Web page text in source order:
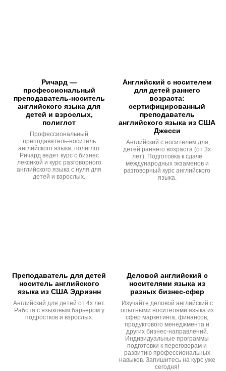
Ричард —
профессиональный
преподаватель-носитель
английского языка для
детей и взрослых,
полиглот
Профессиональный
преподаватель-носитель
английского языка, полиглот
Ричард ведет курс с бизнес
лексикой и курс разговорного
английского языка с нуля для
детей и взрослых.
Английский с носителем
для детей раннего
возраста:
сертифицированный
преподаватель
английского языка из США
Джесси
Английский с носителем для
детей раннего возраста (от 3х
лет). Подготовка к сдаче
международных экзаменов и
разговорный курс английского
языка.
Преподаватель для детей
носитель английского
языка из США Эдриэнн
Английский для детей от 4х лет.
Работа с языковым барьером у
подростков и взрослых.
Деловой английский с
носителями языка из
разных бизнес-сфер
Изучайте деловой английский с
опытными носителями языка из
сфер маркетинга, финансов,
продуктового менеджмента и
других бизнес-направлений.
Индивидуальные программы
подготовки к переговорам и
развитию профессиональных
навыков. Запишитесь на курс уже
сегодня!